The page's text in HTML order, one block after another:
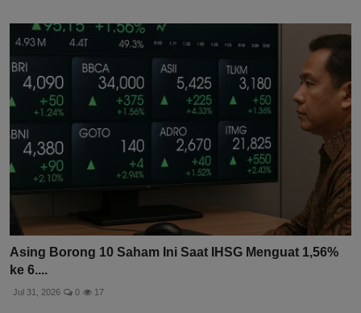
Asing Borong 10 Saham Ini Saat IHSG Menguat 1,56%
ke 6....
Jul 31, 2026 0 17